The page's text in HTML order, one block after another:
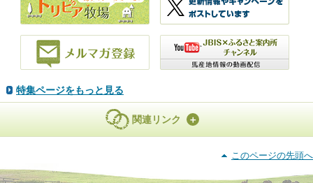
特集ページをもっと見る
関連リンク
このページの先頭へ